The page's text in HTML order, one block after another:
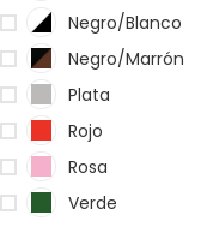
Negro/Blanco
Negro/Marrón
Plata
Rojo
Rosa
Verde